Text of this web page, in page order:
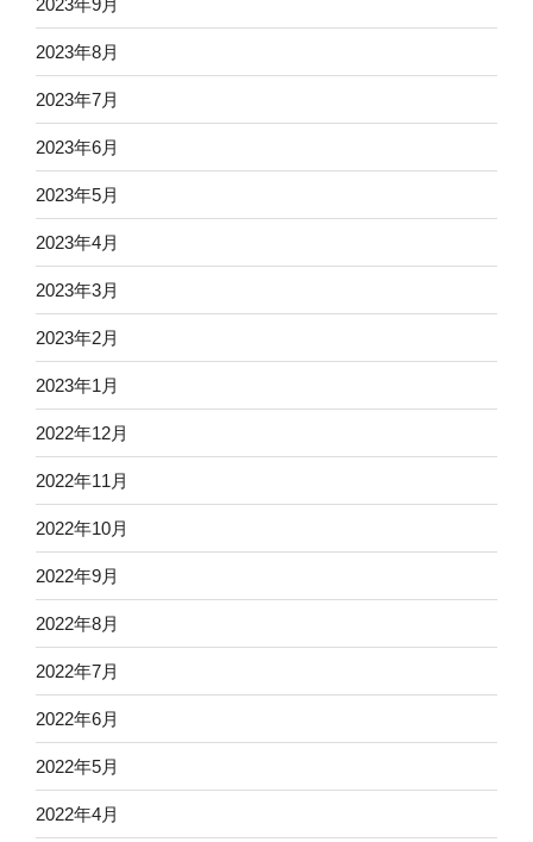
2023年8月
2023年7月
2023年6月
2023年5月
2023年4月
2023年3月
2023年2月
2023年1月
2022年12月
2022年11月
2022年10月
2022年9月
2022年8月
2022年7月
2022年6月
2022年5月
2022年4月